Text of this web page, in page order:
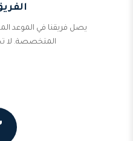
يصل فريقنا في الموعد
المتخصصة. لا